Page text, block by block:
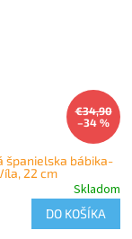
€34,90
–34 %
španielska bábika-
22 cm
Skladom
DO KOŠÍKA